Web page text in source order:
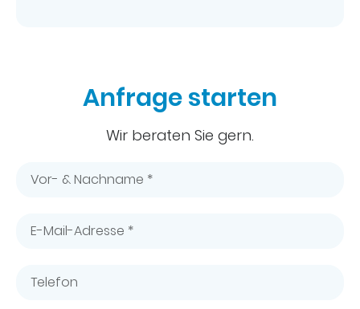
Anfrage starten
Wir beraten Sie gern.